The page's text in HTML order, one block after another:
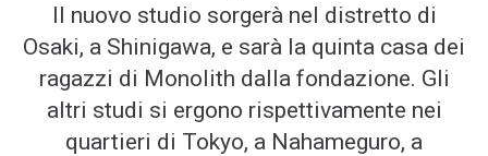
Il nuovo studio sorgerà nel distretto di
Osaki, a Shinigawa, e sarà la quinta casa dei
ragazzi di Monolith dalla fondazione. Gli
altri studi si ergono rispettivamente nei
quartieri di Tokyo, a Nahameguro, a